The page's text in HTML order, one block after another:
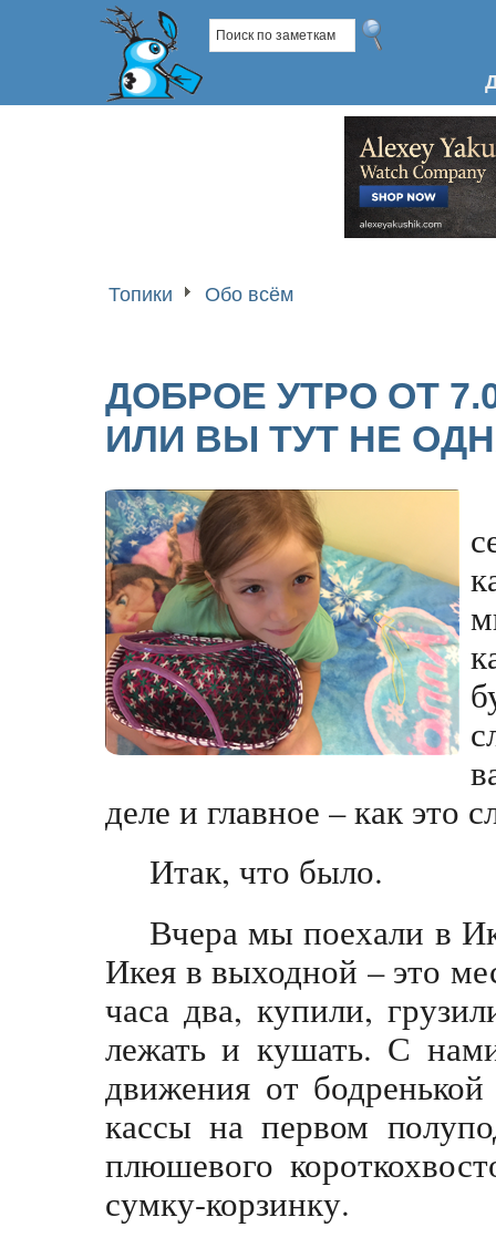
Топики Обо всём
ДОБРОЕ УТРО ОТ
ИЛИ ВЫ ТУТ НЕ
деле и главное – как это
Итак, что было.
Вчера мы поехали в
Икея в выходной – это
часа два, купили,
лежать и кушать. С
движения от
кассы на первом
плюшевого
сумку-корзинку.